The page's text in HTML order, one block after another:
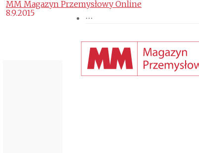
MM Magazyn Przemysłowy Online
8.9.2015